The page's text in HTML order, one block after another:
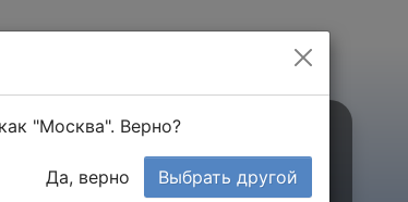
"Москва". Верно?
Да, верно Выбрать другой